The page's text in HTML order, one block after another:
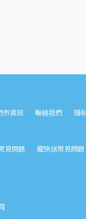
市資訊 聯絡我們 隱
見問題 寵快送常見問題